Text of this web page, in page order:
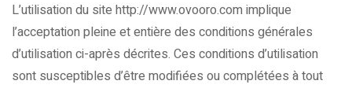
L’utilisation du site http://www.ovooro.com implique
l’acceptation pleine et entière des conditions générales
d’utilisation ci-après décrites. Ces conditions d’utilisation
sont susceptibles d’être modifiées ou complétées à tout